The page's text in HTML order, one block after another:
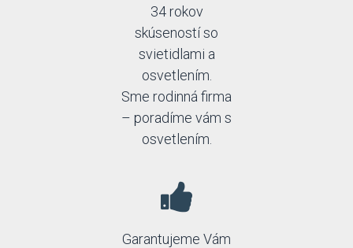
34 rokov
skúseností so
svietidlami a
osvetlením.
Sme rodinná firma
– poradíme vám s
osvetlením.
Garantujeme Vám